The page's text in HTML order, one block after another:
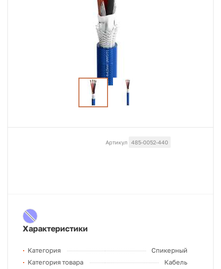
Артикул 485-0052-440
Характеристики
Категория
Спикерный
Категория товара
Кабель